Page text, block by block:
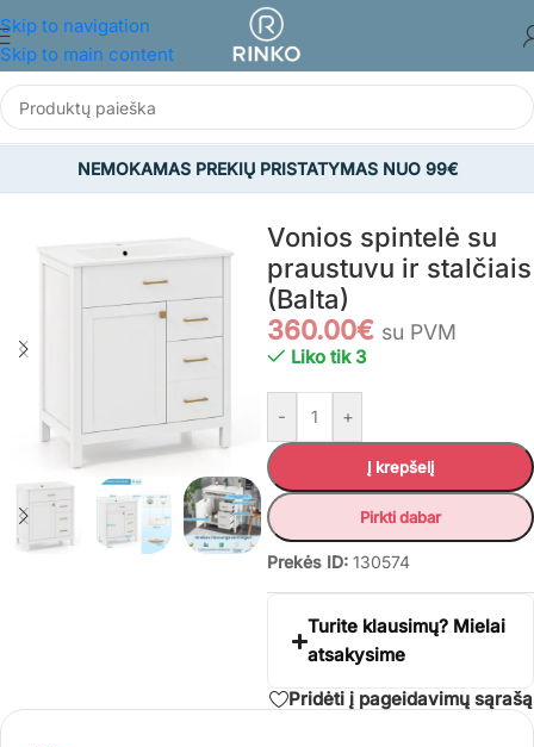
Skip to navigation
Skip to main content
NEMOKAMAS PREKIŲ PRISTATYMAS NUO 99€
BALDAI/Vonios kambario baldai/ Vonios spintelės ir lentynos
Vonios spintelė su
praustuvu ir stalčiais
(Balta)
360.00€ su PVM
Liko tik 3
- +
Į krepšelį
Pirkti dabar
Prekės ID: 130574
Turite klausimų? Mielai
atsakysime
Pridėti į pageidavimų sąrašą